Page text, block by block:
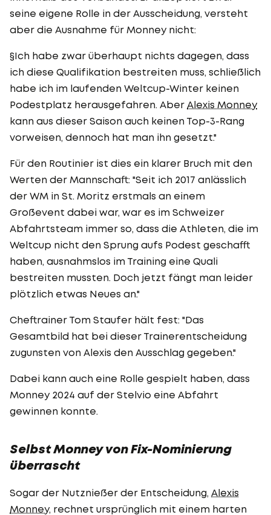
seine eigene Rolle in der Ausscheidung, versteht
aber die Ausnahme für Monney nicht:
§Ich habe zwar überhaupt nichts dagegen, dass
ich diese Qualifikation bestreiten muss, schließlich
habe ich im laufenden Weltcup-Winter keinen
Podestplatz herausgefahren. Aber Alexis Monney
kann aus dieser Saison auch keinen Top-3-Rang
vorweisen, dennoch hat man ihn gesetzt."
Für den Routinier ist dies ein klarer Bruch mit den
Werten der Mannschaft: "Seit ich 2017 anlässlich
der WM in St. Moritz erstmals an einem
Großevent dabei war, war es im Schweizer
Abfahrtsteam immer so, dass die Athleten, die im
Weltcup nicht den Sprung aufs Podest geschafft
haben, ausnahmslos im Training eine Quali
bestreiten mussten. Doch jetzt fängt man leider
plötzlich etwas Neues an."
Cheftrainer Tom Staufer hält fest: "Das
Gesamtbild hat bei dieser Trainerentscheidung
zugunsten von Alexis den Ausschlag gegeben."
Dabei kann auch eine Rolle gespielt haben, dass
Monney 2024 auf der Stelvio eine Abfahrt
gewinnen konnte.
Selbst Monney von Fix-Nominierung
überrascht
Sogar der Nutznießer der Entscheidung, Alexis
Monney, rechnet ursprünglich mit einem harten